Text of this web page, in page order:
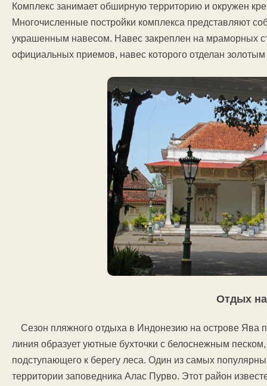
Комплекс занимает обширную территорию и окружен
Многочисленные постройки комплекса представляют
украшенным навесом. Навес закреплен на мраморных
официальных приемов, навес которого отделан
Отдых
Сезон пляжного отдыха в Индонезию на острове Ява
линия образует уютные бухточки с белоснежным
подступающего к берегу леса. Один из самых
территории заповедника Алас Пурво. Этот район